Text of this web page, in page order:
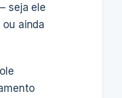
seja ele
ainda